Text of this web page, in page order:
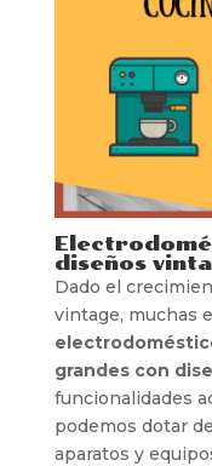
diseños
Dado el
vintage, muchas
grandes con
funcionalidades
podemos dotar
aparatos y